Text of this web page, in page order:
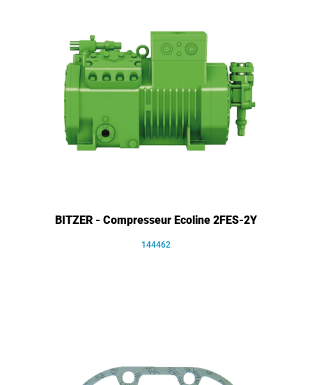
BITZER - Compresseur Ecoline 2FES-2Y
144462